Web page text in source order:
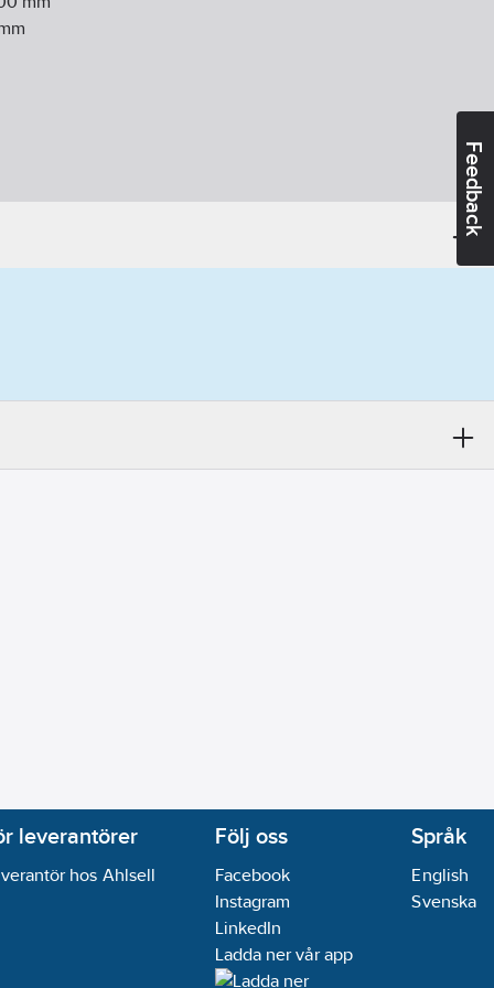
Feedback
leverantörer
hos Ahlsell
Följ oss
Facebook
Instagram
LinkedIn
Ladda ner vår app
Språk
English
Svenska